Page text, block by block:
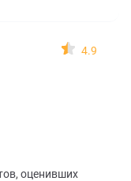
4.9
оценивших